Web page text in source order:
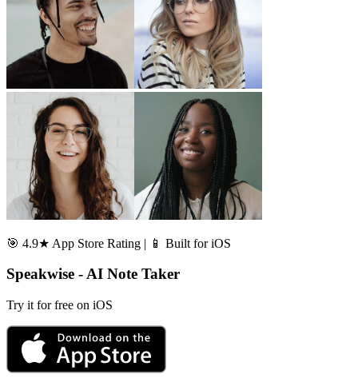
🎯 4.9★ App Store Rating | 📱 Built for iOS
Speakwise - AI Note Taker
Try it for free on iOS